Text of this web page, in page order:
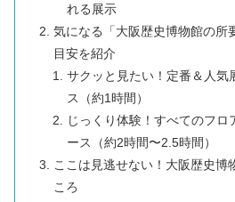
れる展示
気になる「大阪歴史博物館の所
目安を紹介
サクッと見たい！定番＆人気
ス（約1時間）
じっくり体験！すべてのフロ
ース（約2時間〜2.5時間）
ここは見逃せない！大阪歴史博
ころ